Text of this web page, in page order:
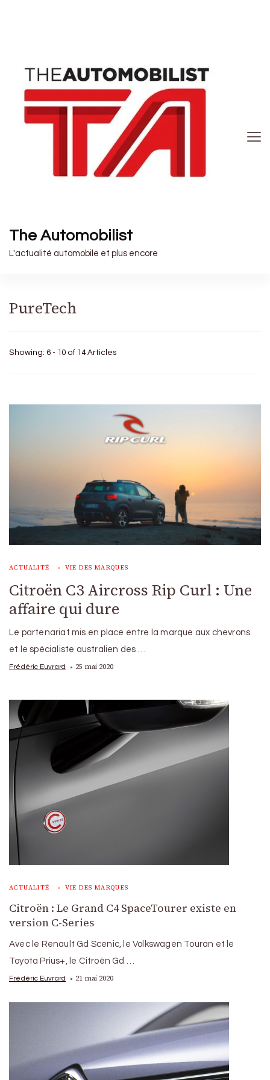
The Automobilist
L'actualité automobile et plus encore
PureTech
Showing: 6 - 10 of 14 Articles
ACTUALITÉ VIE DES MARQUES
Citroën C3 Aircross Rip Curl : Une
affaire qui dure
Le partenariat mis en place entre la marque aux chevrons
et le spécialiste australien des …
Frédéric Euvrard 25 mai 2020
ACTUALITÉ VIE DES MARQUES
Citroën : Le Grand C4 SpaceTourer existe en
version C-Series
Avec le Renault Gd Scenic, le Volkswagen Touran et le
Toyota Prius+, le Citroën Gd …
Frédéric Euvrard 21 mai 2020